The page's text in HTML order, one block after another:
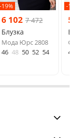
-19%
6 102 7 472
Блузка
Мода Юрс 2808
46 48 50 52 54
-